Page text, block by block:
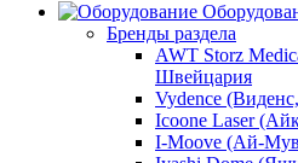
Бренды раздела
AWT Storz
Швейцария
Vydence
Icoone Laser
I-Moove (Ай-